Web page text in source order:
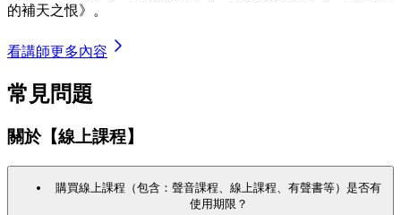
的補天之恨》。
看講師更多內容
常見問題
關於【線上課程】
購買線上課程（包含：聲音課程、線上課程、有聲書等）是否有
使用期限？